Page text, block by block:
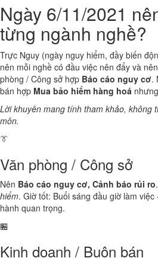
Ngày 6/11/2021
từng ngành nghề?
Trực Nguy (ngày nguy hiểm, đầy biến
nên mỗi nghề có đầu việc nên đẩy và
phòng / Công sở hợp Báo cáo nguy cơ.
bán hợp Mua bảo hiểm hàng hoá
Lời khuyên mang tính tham khảo, không
môn.
👔
Văn phòng / Công sở
Nên Báo cáo nguy cơ, Cảnh báo rủi ro
hiểm. Giờ tốt: Buổi sáng đầu giờ làm
hành quan trọng.
🏪
Kinh doanh / Buôn bán